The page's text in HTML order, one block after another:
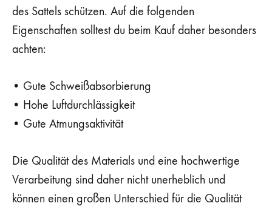
des Sattels schützen. Auf die folgenden
Eigenschaften solltest du beim Kauf daher besonders
achten:
• Gute Schweißabsorbierung
• Hohe Luftdurchlässigkeit
• Gute Atmungsaktivität
Die Qualität des Materials und eine hochwertige
Verarbeitung sind daher nicht unerheblich und
können einen großen Unterschied für die Qualität